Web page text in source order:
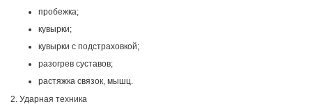
пробежка;
кувырки;
кувырки с подстраховкой;
разогрев суставов;
растяжка связок, мышц.
2. Ударная техника